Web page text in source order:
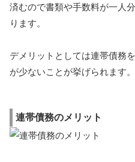
済むので書類や手数料が一人
ります。
デメリットとしては連帯債務
が少ないことが挙げられます。
連帯債務のメリット